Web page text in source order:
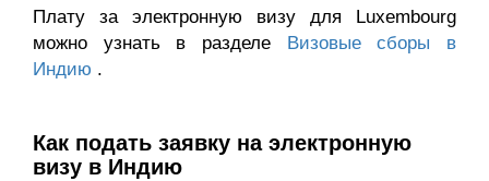
Плату за электронную визу для Luxembourg
можно узнать в разделе Визовые сборы в
Индию .
Как подать заявку на электронную
визу в Индию